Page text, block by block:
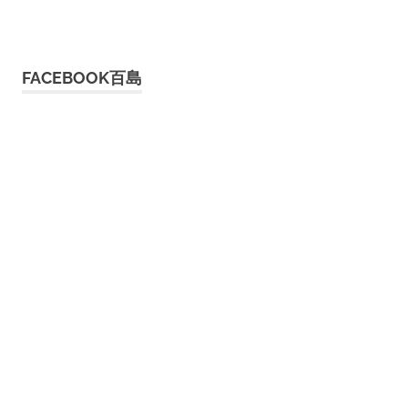
FACEBOOK百島